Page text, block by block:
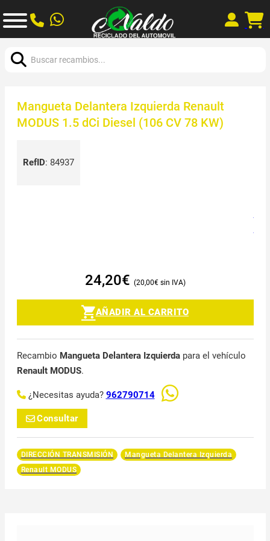
Mangueta Delantera Izquierda Renault
MODUS 1.5 dCi Diesel (106 CV 78 KW)
RefID: 84937
24,20€ 20,00€
AÑADIR AL CARRITO
Recambio Mangueta Delantera Izquierdapara el vehículo
Renault MODUS.
¿Necesitas ayuda? 962790714
Consultar
DIRECCIÓN TRANSMISIÓN
Mangueta Delantera Izquierda
Renault MODUS